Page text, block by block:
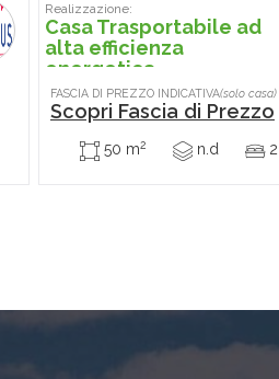
Realizzazione:
Casa Trasportabile ad
alta efficienza
energetica
FASCIA DI PREZZO INDICATIVA(solo casa)
Scopri Fascia di Prezzo
50 m2 n.d 2